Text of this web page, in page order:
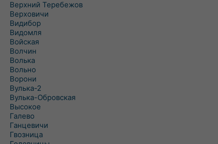
Верхний Теребежов
Верховичи
Видибор
Видомля
Войская
Волчин
Волька
Вольно
Ворони
Вулька-2
Вулька-Обровская
Высокое
Галево
Ганцевичи
Гвозница